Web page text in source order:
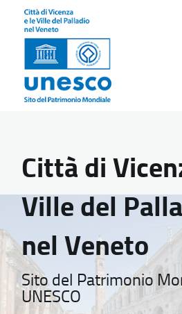
Città di
Ville del
nel Veneto
Sito del Patrimonio
UNESCO